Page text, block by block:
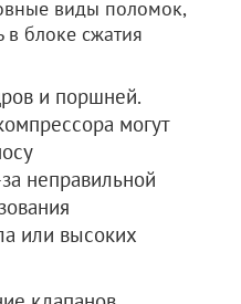
виды поломок,
в блоке сжатия
и поршней.
могут
неправильной
или высоких